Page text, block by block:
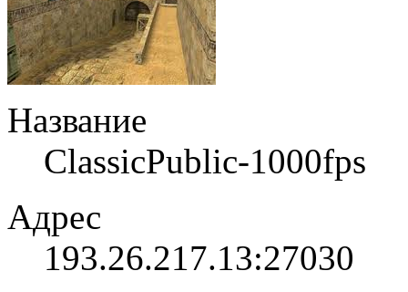
Название
ClassicPublic-1000fps
Адрес
193.26.217.13:27030